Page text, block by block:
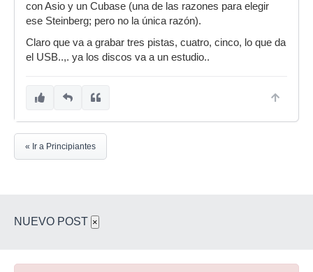
con Asio y un Cubase (una de las razones para elegir
ese Steinberg; pero no la única razón).
Claro que va a grabar tres pistas, cuatro, cinco, lo que da
el USB..,. ya los discos va a un estudio..
« Ir a Principiantes
NUEVO POST ×